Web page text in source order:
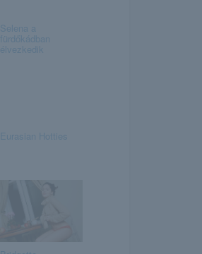
Selena a
fürdőkádban
élvezkedik
Eurasian Hotties